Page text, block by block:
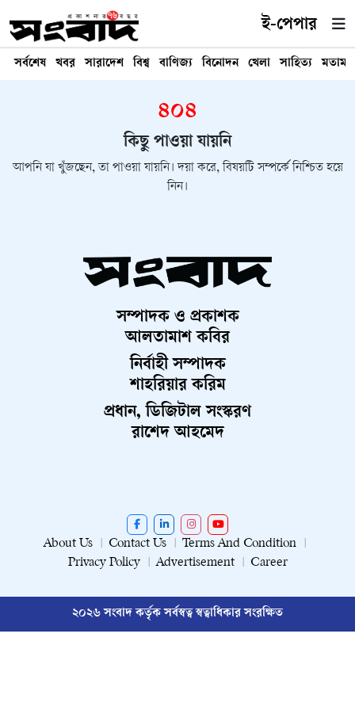
ই-পেপার
সর্বশেষ খবর সারাদেশ বিশ্ব বাণিজ্য বিনোদন খেলা সাহিত্য মতামত
৪০৪
কিছু পাওয়া যায়নি
আপনি যা খুঁজছেন, তা পাওয়া যায়নি। দয়া করে, বিষয়টি সম্পর্কে নিশ্চিত হয়ে
নিন।
সম্পাদক ও প্রকাশক
আলতামাশ কবির
নির্বাহী সম্পাদক
শাহরিয়ার করিম
প্রধান, ডিজিটাল সংস্করণ
রাশেদ আহমেদ
About Us Contact Us
Terms And Condition
Privacy Policy
Advertisement Career
২০২৬ সংবাদ কর্তৃক সর্বস্বত্ব স্বত্বাধিকার সংরক্ষিত